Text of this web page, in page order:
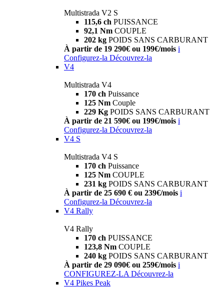
Multistrada V2 S
115,6 ch PUISSANCE
92,1 Nm COUPLE
202 kg POIDS SANS CARBURANT
À partir de 19 290€ ou 199€/mois i
Configurez-la Découvrez-la
V4
Multistrada V4
170 ch Puissance
125 Nm Couple
229 Kg POIDS SANS CARBURANT
À partir de 21 590€ ou 199€/mois i
Configurez-la Découvrez-la
V4 S
Multistrada V4 S
170 ch Puissance
125 Nm COUPLE
231 kg POIDS SANS CARBURANT
À partir de 25 690 € ou 239€/mois i
Configurez-la Découvrez-la
V4 Rally
V4 Rally
170 ch PUISSANCE
123,8 Nm COUPLE
240 kg POIDS SANS CARBURANT
À partir de 29 090€ ou 259€/mois i
CONFIGUREZ-LA Découvrez-la
V4 Pikes Peak